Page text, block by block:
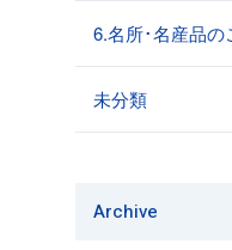
6.名所･名産品の
未分類
Archive